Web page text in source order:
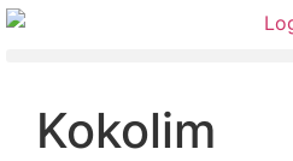
Kokolim